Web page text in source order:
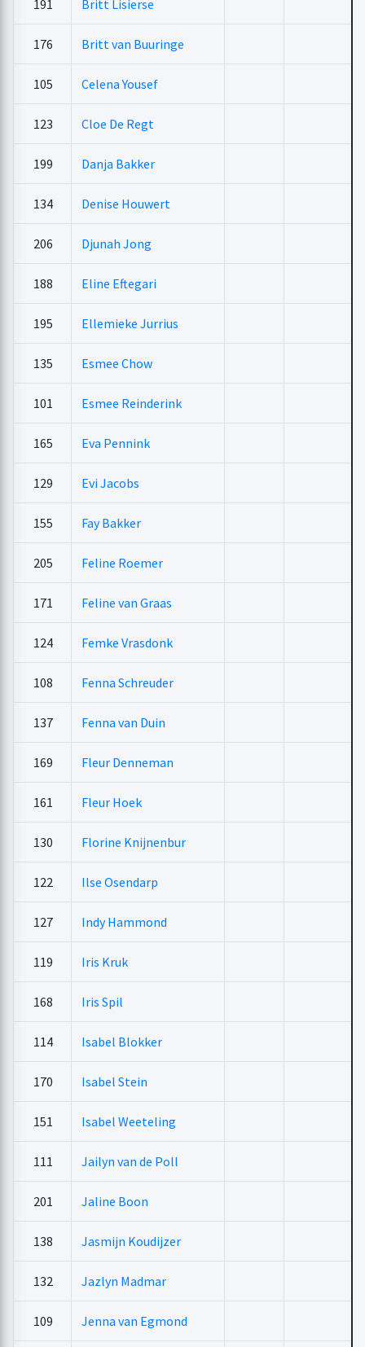
191 Britt Lisierse
176 Britt van Buuringe
105 Celena Yousef
123 Cloe De Regt
199 Danja Bakker
134 Denise Houwert
206 Djunah Jong
188 Eline Eftegari
195 Ellemieke Jurrius
135 Esmee Chow
101 Esmee Reinderink
165 Eva Pennink
129 Evi Jacobs
155 Fay Bakker
205 Feline Roemer
171 Feline van Graas
124 Femke Vrasdonk
108 Fenna Schreuder
137 Fenna van Duin
169 Fleur Denneman
161 Fleur Hoek
130 Florine Knijnenbur
122 Ilse Osendarp
127 Indy Hammond
119 Iris Kruk
168 Iris Spil
114 Isabel Blokker
170 Isabel Stein
151 Isabel Weeteling
111 Jailyn van de Poll
201 Jaline Boon
138 Jasmijn Koudijzer
132 Jazlyn Madmar
109 Jenna van Egmond